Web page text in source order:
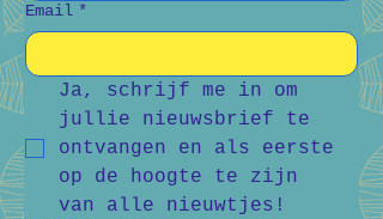
Email *
Ja, schrijf me in om
jullie nieuwsbrief te
ontvangen en als eerste
op de hoogte te zijn
van alle nieuwtjes!